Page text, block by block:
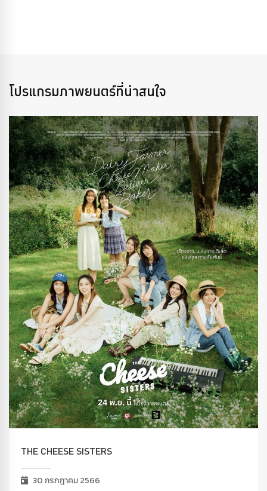
โปรแกรมภาพยนตร์ที่น่าสนใจ
THE CHEESE SISTERS
30 กรกฎาคม 2566